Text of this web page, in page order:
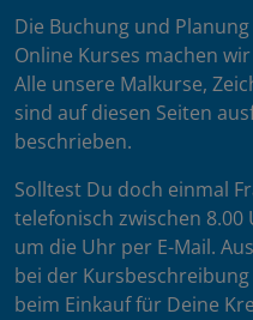
Die Buchung und
Online Kurses machen
Alle unsere Malkurse,
sind auf diesen Seiten
beschrieben.
Solltest Du doch einmal
telefonisch zwischen
um die Uhr per E-Mail.
bei der
beim Einkauf für Deine